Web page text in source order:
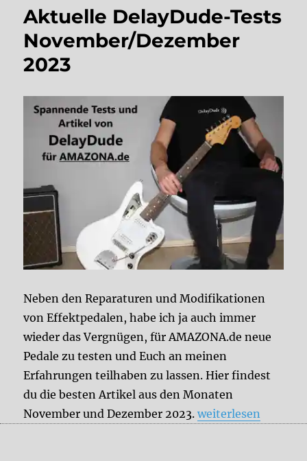
Aktuelle DelayDude-Tests
November/Dezember
2023
Neben den Reparaturen und Modifikationen
von Effektpedalen, habe ich ja auch immer
wieder das Vergnügen, für AMAZONA.de neue
Pedale zu testen und Euch an meinen
Erfahrungen teilhaben zu lassen. Hier findest
du die besten Artikel aus den Monaten
November und Dezember 2023.„Aktuelle
weiterlesen